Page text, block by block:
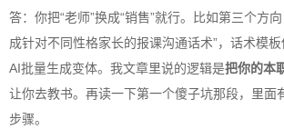
答：你把“老师”换成“销售”就行。比如第三个方
成针对不同性格家长的报课沟通话术”，话术模
AI批量生成变体。我文章里说的逻辑是把你的本
让你去教书。再读一下第一个傻子坑那段，里面
步骤。